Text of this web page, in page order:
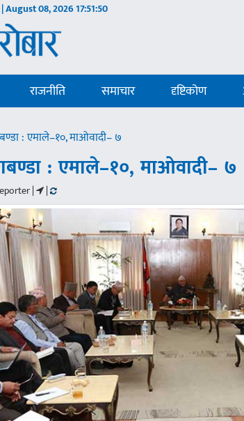
| August 08, 202617:51:51
राजनीति समाचार दृष्टिकोण
: एमाले–१०, माओवादी– ७
: एमाले–१०, माओवादी– ७
| |